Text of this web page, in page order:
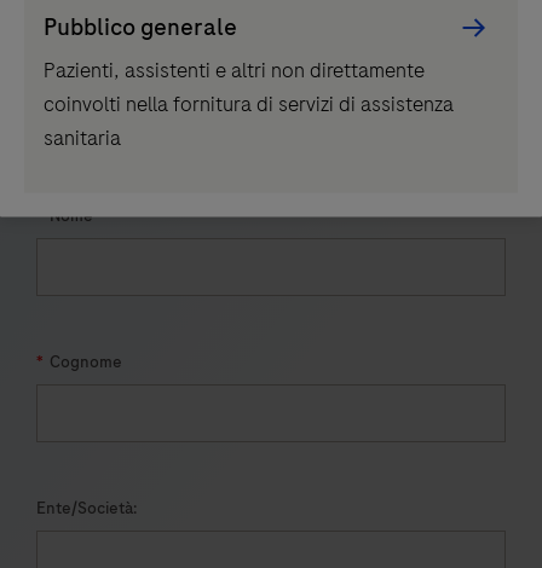
Motivo della richiesta:
Supporto commerciale
* Nome
* Cognome
Ente/Società:
Pubblico generale
Pazienti, assistenti e altri non direttamente
coinvolti nella fornitura di servizi di assistenza
sanitaria